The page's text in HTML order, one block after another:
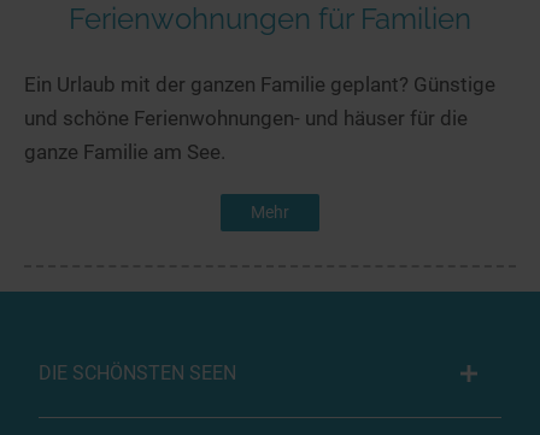
Ferienwohnungen für Familien
Ein Urlaub mit der ganzen Familie geplant? Günstige
und schöne Ferienwohnungen- und häuser für die
ganze Familie am See.
Mehr
DIE SCHÖNSTEN SEEN